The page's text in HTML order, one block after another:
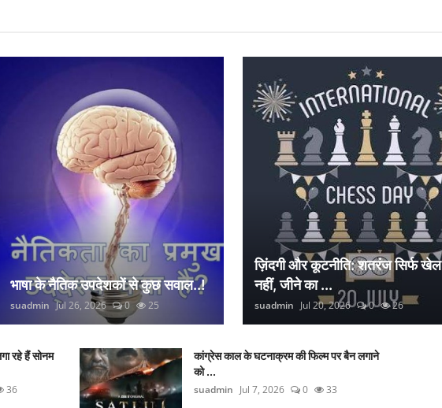
भाषा के नैतिक उपदेशकों से कुछ सवाल..!
suadmin Jul 26, 2026 0 25
ज़िंदगी और कूटनीति: शतरंज सिर्फ खेल
नहीं, जीने का ...
suadmin Jul 20, 2026 0 26
रहे हैं सोनम
36
कांग्रेस काल के घटनाक्रम की फिल्म पर बैन लगाने
को ...
suadmin Jul 7, 2026 0 33